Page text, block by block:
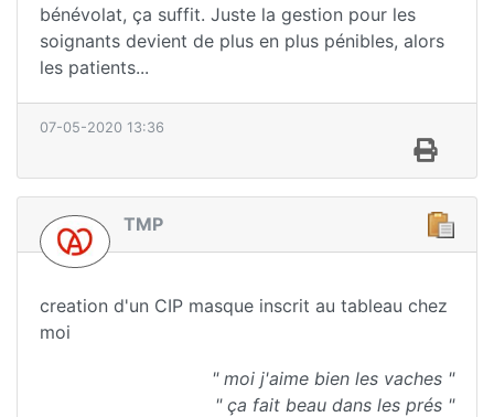
bénévolat, ça suffit. Juste la gestion pour les
soignants devient de plus en plus pénibles, alors
les patients...
07-05-2020 13:36
TMP
creation d'un CIP masque inscrit au tableau chez
moi
" moi j'aime bien les vaches "
" ça fait beau dans les prés "